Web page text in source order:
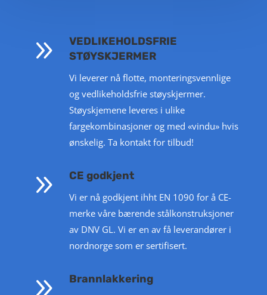
9
VEDLIKEHOLDSFRIE
STØYSKJERMER
Vi leverer nå flotte, monteringsvennlige
og vedlikeholdsfrie støyskjermer.
Støyskjemene leveres i ulike
fargekombinasjoner og med «vindu» hvis
ønskelig. Ta kontakt for tilbud!
9 CE godkjent
Vi er nå godkjent ihht EN 1090 for å CE-
merke våre bærende stålkonstruksjoner
av DNV GL. Vi er en av få leverandører i
nordnorge som er sertifisert.
9 Brannlakkering